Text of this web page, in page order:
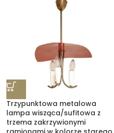
Trzypunktowa metalowa
lampa wisząca/sufitowa z
trzema zakrzywionymi